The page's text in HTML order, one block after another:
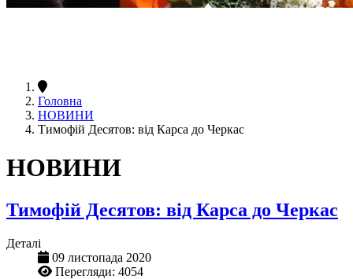
Головна
НОВИНИ
Тимофій Десятов: від Карса до Черкас
НОВИНИ
Тимофій Десятов: від Карса до Черкас
Деталі
09 листопада 2020
Перегляди: 4054